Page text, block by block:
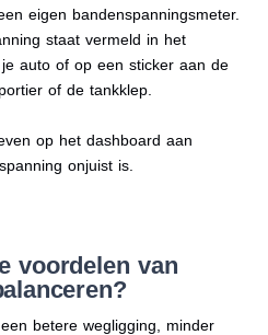
eigen bandenspanningsmeter.
staat vermeld in het
auto of op een sticker aan de
of de tankklep.
op het dashboard aan
onjuist is.
voordelen van
betere wegligging, minder